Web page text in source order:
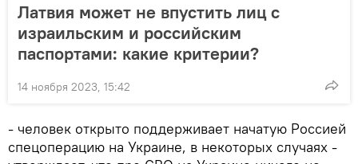
Латвия может не впустить лиц с
израильским и российским
паспортами: какие критерии?
14 ноября 2023, 15:42
- человек открыто поддерживает начатую Россией
спецоперацию на Украине, в некоторых случаях -